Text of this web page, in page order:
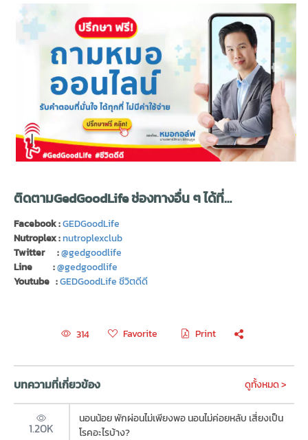
ติดตามGedGoodLife ช่องทางอื่น ๆ ได้ที่…
Facebook :GEDGoodLife
Nutroplex :nutroplexclub
Twitter :@gedgoodlife
Line :@gedgoodlife
Youtube :GEDGoodLife ชีวิตดีดี
314 Favorite Print
บทความที่เกี่ยวข้อง ดูทั้งหมด >
1.20K
นอนน้อย พักผ่อนไม่เพียงพอ นอนไม่ค่อยหลับ เสี่ยงเป็น
โรคอะไรบ้าง?